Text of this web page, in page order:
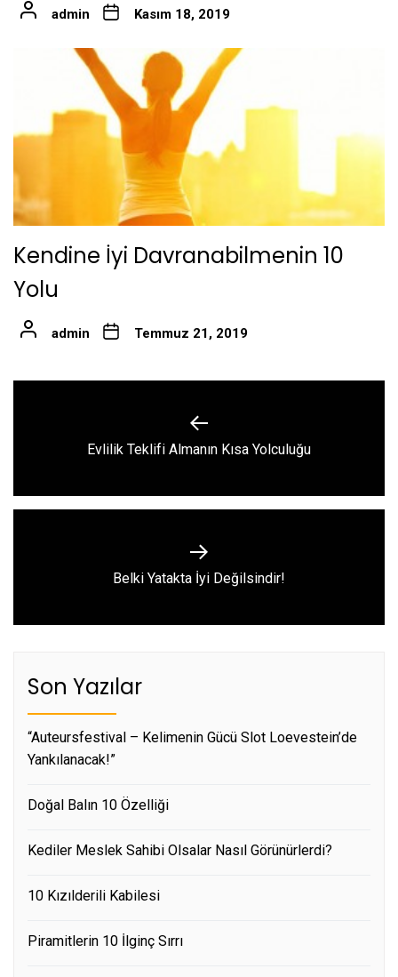
admin Kasım 18, 2019
Kendine İyi Davranabilmenin 10
Yolu
admin Temmuz 21, 2019
Previous
Evlilik Teklifi Almanın Kısa Yolculuğu
Next
Belki Yatakta İyi Değilsindir!
Son Yazılar
“Auteursfestival – Kelimenin Gücü Slot Loevestein’de
Yankılanacak!”
Doğal Balın 10 Özelliği
Kediler Meslek Sahibi Olsalar Nasıl Görünürlerdi?
10 Kızılderili Kabilesi
Piramitlerin 10 İlginç Sırrı